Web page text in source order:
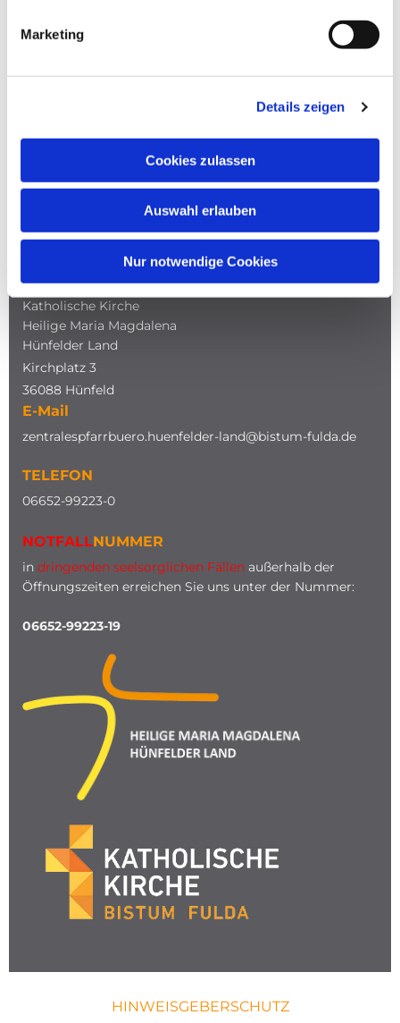
Marketing
Details zeigen
Cookies zulassen
Auswahl erlauben
Nur notwendige Cookies
ADRESSE
Katholische Kirche
Heilige Maria Magdalena
Hünfelder Land
Kirchplatz 3
36088 Hünfeld
E-Mail
zentralespfarrbuero.huenfelder-land@bistum-fulda.de
TELEFON
06652-99223-0
NOTFALLNUMMER
in dringenden seelsorglichen Fällen außerhalb der
Öffnungszeiten erreichen Sie uns unter der Nummer:
06652-99223-19
HINWEISGEBERSCHUTZ